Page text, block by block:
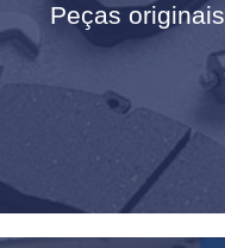
Peças originais